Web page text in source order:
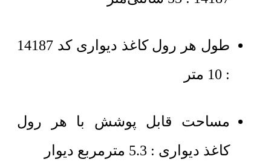
طول هر رول کاغذ دیواری کد 14187
: 10 متر
مساحت قابل پوشش با هر رول
کاغذ دیواری : 5.3 مترمربع دیوار